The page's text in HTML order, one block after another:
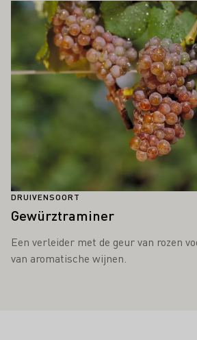
DRUIVENSOORT
Gewürztraminer
Een verleider met de geur van rozen
van aromatische wijnen.
Meer informatie